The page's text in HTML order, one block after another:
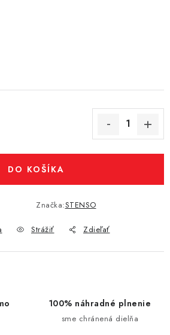
DO KOŠÍKA
Značka:STENSO
Strážiť Zdieľať
100% náhradné plnenie
sme chránená dielňa